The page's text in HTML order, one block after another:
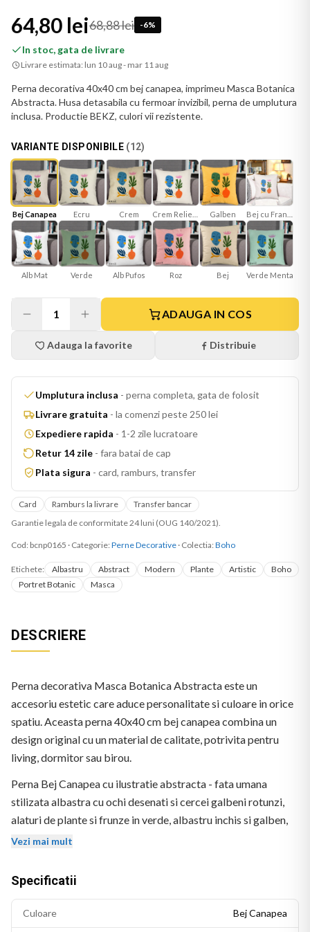
64,80 lei68,88 lei -6%
In stoc, gata de livrare
Livrare estimata: lun 10 aug - mar 11 aug
Perna decorativa 40x40 cm bej canapea, imprimeu Masca Botanica
Abstracta. Husa detasabila cu fermoar invizibil, perna de umplutura
inclusa. Productie BEKZ, culori vii rezistente.
VARIANTE DISPONIBILE (12)
Bej Canapea Ecru Crem Galben
Alb Mat Verde Alb Pufos Roz Bej Verde Menta
1 ADAUGA IN COS
Adauga la favorite Distribuie
Umplutura inclusa - perna completa, gata de folosit
Livrare gratuita - la comenzi peste 250 lei
Expediere rapida - 1-2 zile lucratoare
Retur 14 zile - fara batai de cap
Plata sigura - card, ramburs, transfer
Card Ramburs la livrare
Transfer bancar
Garantie legala de conformitate 24 luni (OUG 140/2021).
Cod: bcnp0165 · Categorie: Perne Decorative · Colectia: Boho
Etichete: Albastru Abstract Modern Plante Artistic
Boho
Portret Botanic
Masca
DESCRIERE
Perna decorativa Masca Botanica Abstracta este un
accesoriu estetic care aduce personalitate si culoare in orice
spatiu. Aceasta perna 40x40 cm bej canapea combina un
design original cu un material de calitate, potrivita pentru
living, dormitor sau birou.
Perna Bej Canapea cu ilustratie abstracta - fata umana
stilizata albastra cu ochi desenati si cercei galbeni rotunzi,
alaturi de plante si frunze in verde, albastru inchis si galben,
intr-un vas portocaliu. Stil flat grafic contemporan. Logo
Vezi mai mult
Specificatii
Culoare Bej Canapea